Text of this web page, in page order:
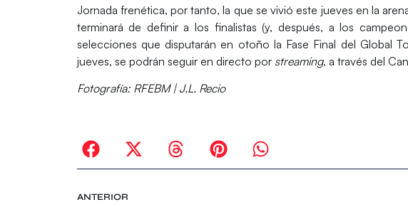
Jornada frenética, por tanto, la que se vivió este jueves en la
terminará de definir a los finalistas (y, después, a los
selecciones que disputarán en otoño la Fase Final del Global
jueves, se podrán seguir en directo por streaming, a través del
Fotografía: RFEBM | J.L. Recio
ANTERIOR